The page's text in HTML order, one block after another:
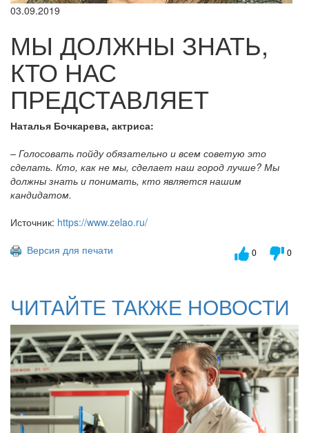
03.09.2019
МЫ ДОЛЖНЫ ЗНАТЬ,
КТО НАС
ПРЕДСТАВЛЯЕТ
Наталья Бочкарева, актриса:
– Голосовать пойду обязательно и всем советую это
сделать. Кто, как не мы, сделает наш город лучше? Мы
должны знать и понимать, кто является нашим
кандидатом.
Источник: https://www.zelao.ru/
Версия для печати
0 0
ЧИТАЙТЕ ТАКЖЕ НОВОСТИ